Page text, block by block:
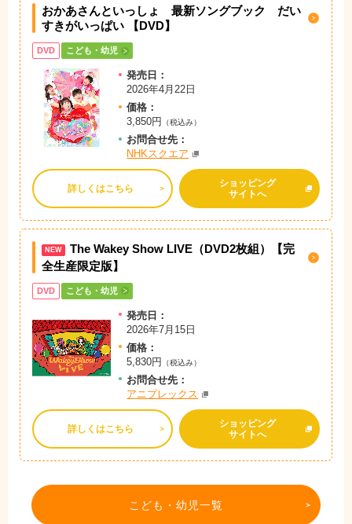
おかあさんといっしょ 最新ソングブック
だい
すきがいっぱい 【DVD】
DVD こども・幼児
発売日：
2026年4月22日
価格：
3,850円
（税込み）
お問合せ先：
NHKスクエア
詳しくはこちら
ショッピング
サイトへ
NEW
The Wakey Show LIVE（DVD2枚組）【完
全生産限定版】
DVD こども・幼児
発売日：
2026年7月15日
価格：
5,830円
（税込み）
お問合せ先：
アニプレックス
詳しくはこちら
ショッピング
サイトへ
こども・幼児一覧